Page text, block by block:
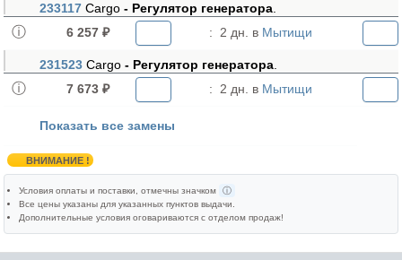
233117 Cargo - Регулятор генератора
6 257 ₽
: 2 дн. в Мытищи
231523 Cargo - Регулятор генератора
7 673 ₽
: 2 дн. в Мытищи
Показать все замены
ВНИМАНИЕ !
Условия оплаты и поставки , отмечны значком
ⓘ
Все цены указаны для указанных пунктов выдачи
Дополнительные условия оговариваются с отделом продаж!